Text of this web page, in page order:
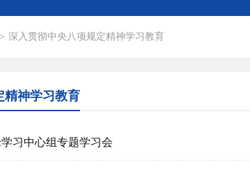
深入贯彻中央八项规定精神学习教育
精神学习教育
习中心组专题学习会